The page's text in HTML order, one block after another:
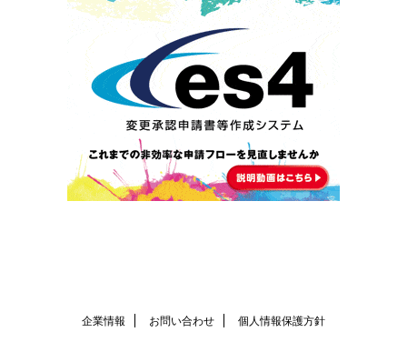
企業情報 お問い合わせ 個人情報保護方針